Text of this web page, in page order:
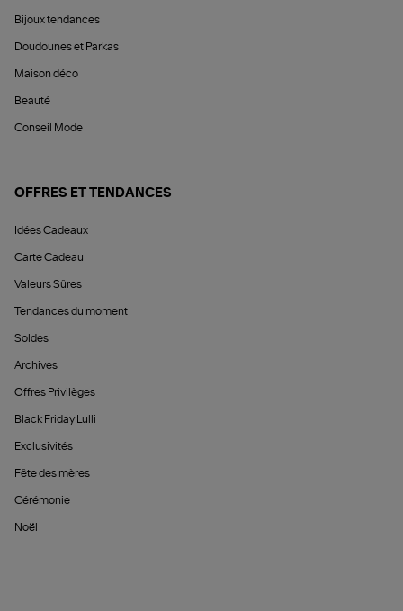
Bijoux tendances
Doudounes et Parkas
Maison déco
Beauté
Conseil Mode
OFFRES ET TENDANCES
Idées Cadeaux
Carte Cadeau
Valeurs Sûres
Tendances du moment
Soldes
Archives
Offres Privilèges
Black Friday Lulli
Exclusivités
Fête des mères
Cérémonie
Noël